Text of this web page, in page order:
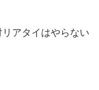
アタイはやらない